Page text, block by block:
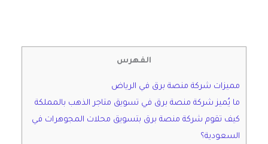
الفهرس
مميزات شركة منصة برق في الرياض
ما يُميز شركة منصة برق في تسويق متاجر الذهب بالمملكة
كيف تقوم شركة منصة برق بتسويق محلات المجوهرات في
السعودية؟